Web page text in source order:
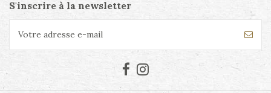
S'inscrire à la newsletter